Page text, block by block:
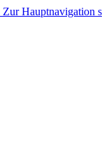
Zur Hauptnavigation